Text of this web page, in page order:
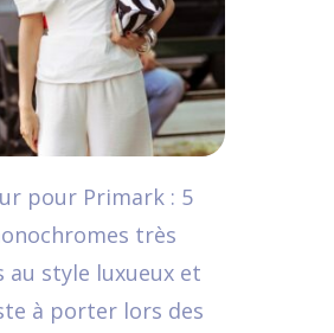
pour Primark : 5
très
au style luxueux et
à porter lors des